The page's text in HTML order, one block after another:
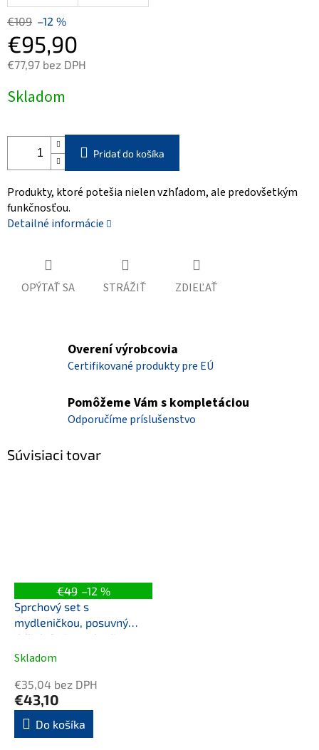
€109 –12 %
€95,90
€77,97 bez DPH
cena:
Skladom
Pridať do košíka
Produkty, ktoré potešia nielen vzhľadom, ale predovšetkým
funkčnosťou.
Detailné informácie
OPÝTAŤ SA STRÁŽIŤ ZDIEĽAŤ
Overení výrobcovia
Certifikované produkty pre EÚ
Pomôžeme Vám s kompletáciou
Odporučíme príslušenstvo
Súvisiaci tovar
€49 –12 %
Sprchový set s
mydleničkou, posuvný
držiak 645mm, hadica
1500mm, chróm
Skladom
€35,04 bez DPH
€43,10
Do košíka